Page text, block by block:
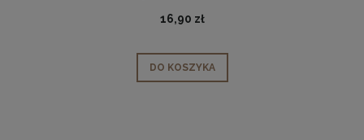
16,90 zł
DO KOSZYKA